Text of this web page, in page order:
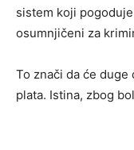
sistem koji
osumnjičeni za
To znači da će
plata. Istina, zbog